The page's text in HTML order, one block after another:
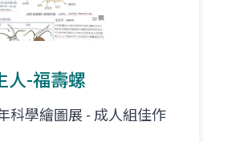
人-福壽螺
科學繪圖展 - 成人組佳作